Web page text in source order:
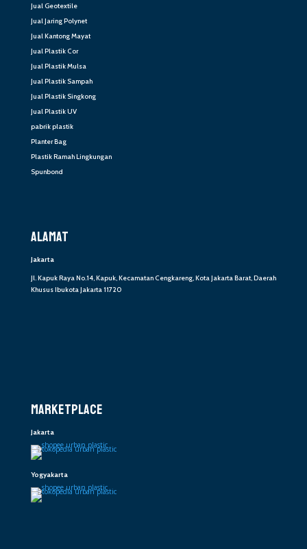
Jual Geotextile
Jual Jaring Polynet
Jual Kantong Mayat
Jual Plastik Cor
Jual Plastik Mulsa
Jual Plastik Sampah
Jual Plastik Singkong
Jual Plastik UV
pabrik plastik
Planter Bag
Plastik Ramah Lingkungan
Spunbond
ALAMAT
Jakarta
Jl. Kapuk Raya No.14, Kapuk, Kecamatan Cengkareng, Kota Jakarta Barat, Daerah
Khusus Ibukota Jakarta 11720
MARKETPLACE
Jakarta
Yogyakarta